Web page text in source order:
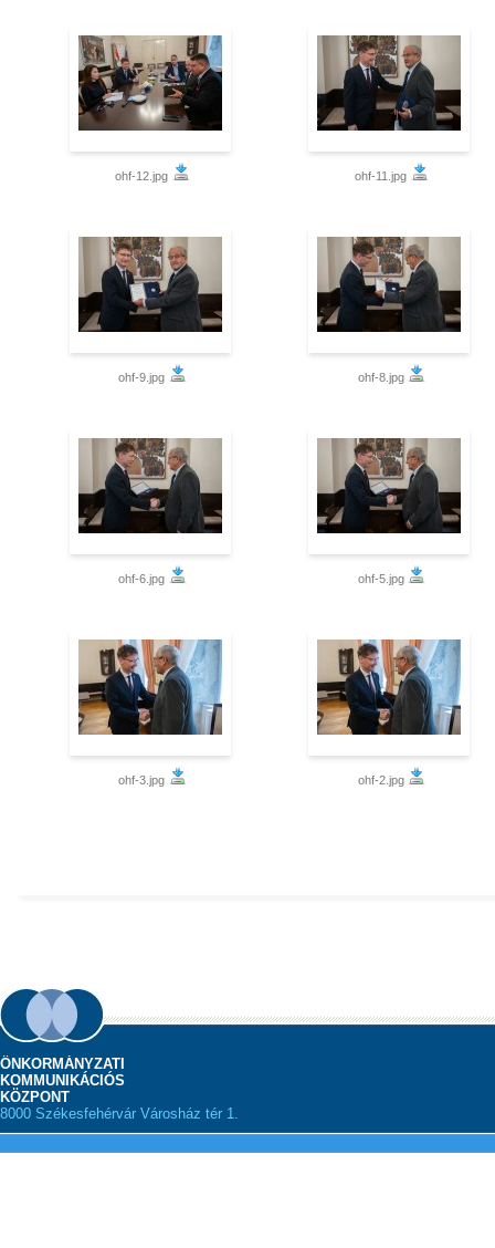
ohf-12.jpg ohf-11.jpg
ohf-9.jpg ohf-8.jpg
ohf-6.jpg ohf-5.jpg
ohf-3.jpg ohf-2.jpg
ÖNKORMÁNYZATI
KOMMUNIKÁCIÓS
KÖZPONT
8000 Székesfehérvár Városház tér 1.